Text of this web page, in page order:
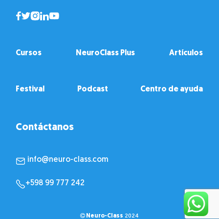
Cursos NeuroClass Plus Artículos
Festival Podcast Centro de ayuda
Contáctanos
info@neuro-class.com
+598 99 777 242
Neuro-Class 2024